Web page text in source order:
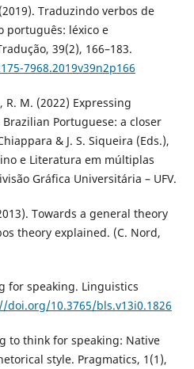
Traduzindo verbos de
português: léxico e
39(2), 166–183.
7968.2019v39n2p166
R. M. (2022) Expressing
Portuguese: a closer
& J. S. Siqueira (Eds.),
e Literatura em múltiplas
Gráfica Universitária – UFV.
Towards a general theory
theory explained. (C. Nord,
for speaking. Linguistics
doi.org/10.3765/bls.v13i0.1826
to think for speaking: Native
style. Pragmatics, 1(1),